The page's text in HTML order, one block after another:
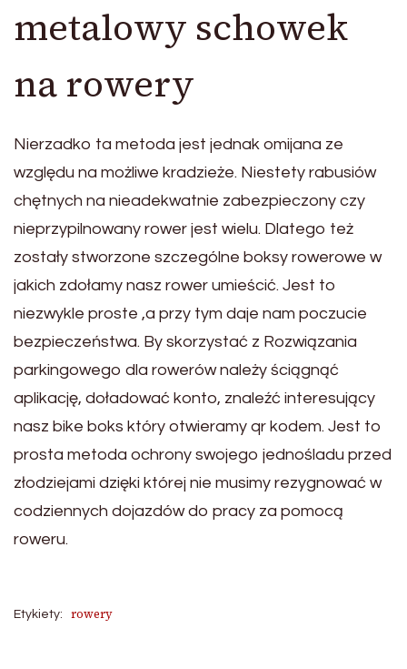
metalowy schowek
na rowery
Nierzadko ta metoda jest jednak omijana ze
względu na możliwe kradzieże. Niestety rabusiów
chętnych na nieadekwatnie zabezpieczony czy
nieprzypilnowany rower jest wielu. Dlatego też
zostały stworzone szczególne boksy rowerowe w
jakich zdołamy nasz rower umieścić. Jest to
niezwykle proste ,a przy tym daje nam poczucie
bezpieczeństwa. By skorzystać z Rozwiązania
parkingowego dla rowerów należy ściągnąć
aplikację, doładować konto, znaleźć interesujący
nasz bike boks który otwieramy qr kodem. Jest to
prosta metoda ochrony swojego jednośladu przed
złodziejami dzięki której nie musimy rezygnować w
codziennych dojazdów do pracy za pomocą
roweru.
Etykiety: rowery